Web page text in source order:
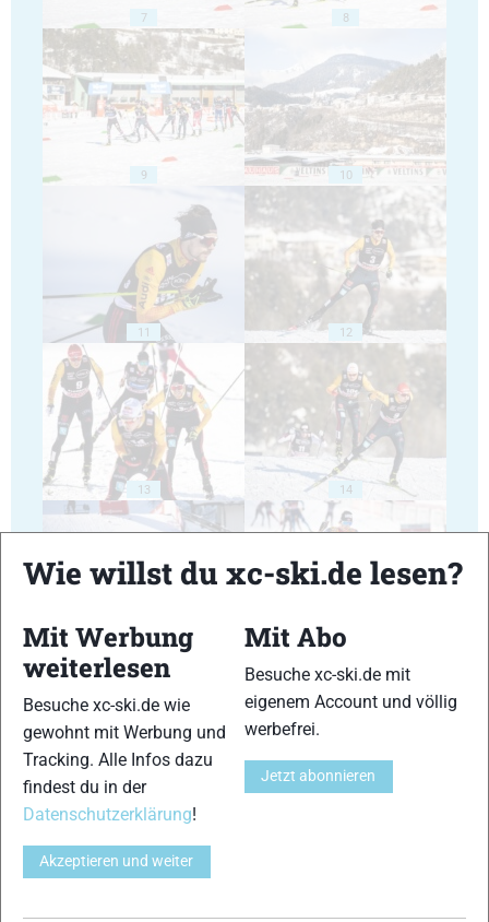
7 8
9 10
11 12
13 14
15 16
Wie willst du xc-ski.de lesen?
Mit Werbung
weiterlesen
Besuche xc-ski.de wie
gewohnt mit Werbung und
Tracking. Alle Infos dazu
findest du in der
Datenschutzerklärung!
Akzeptieren und weiter
Mit Abo
Besuche xc-ski.de mit
eigenem Account und völlig
werbefrei.
Jetzt abonnieren